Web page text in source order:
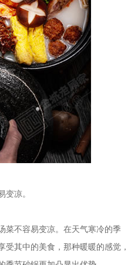
变凉。
菜不容易变凉。在天气寒冷的季
受其中的美食，那种暖暖的感觉，